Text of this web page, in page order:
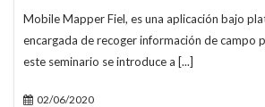
Mobile Mapper Fiel, es una aplicación bajo
encargada de recoger información de campo
este seminario se introduce a [...]
02/06/2020